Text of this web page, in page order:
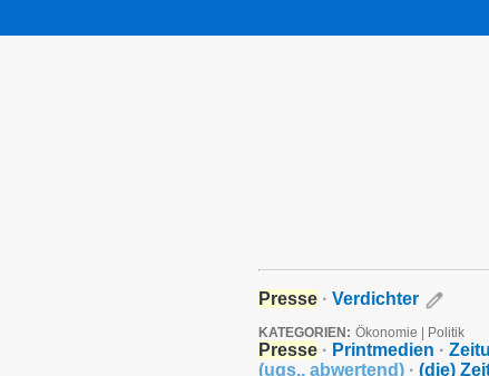
Presse · Verdichter
KATEGORIEN: Ökonomie Politik
Presse · Printmedien ·
(ugs., abwertend) · (die)